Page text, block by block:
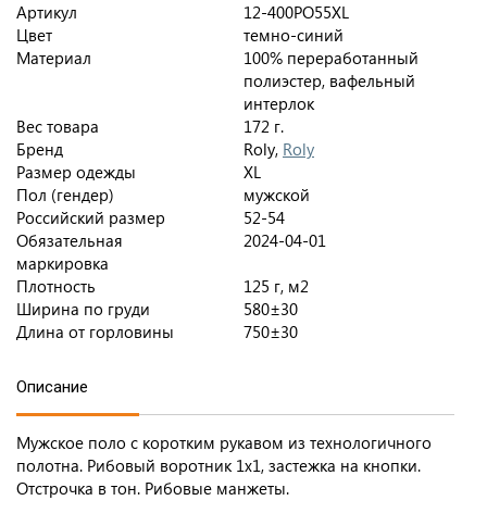
Артикул
12-400PO55XL
Цвет
темно-синий
Материал
100% переработанный
полиэстер, вафельный
интерлок
Вес товара
172 г.
Бренд
Roly, Roly
Размер одежды
XL
Пол (гендер)
мужской
Российский размер
52-54
Обязательная
маркировка
2024-04-01
Плотность
125 г, м2
Ширина по груди
580±30
Длина от горловины
750±30
Описание
Мужское поло с коротким рукавом из технологичного
полотна. Рибовый воротник 1х1, застежка на кнопки.
Отстрочка в тон. Рибовые манжеты.